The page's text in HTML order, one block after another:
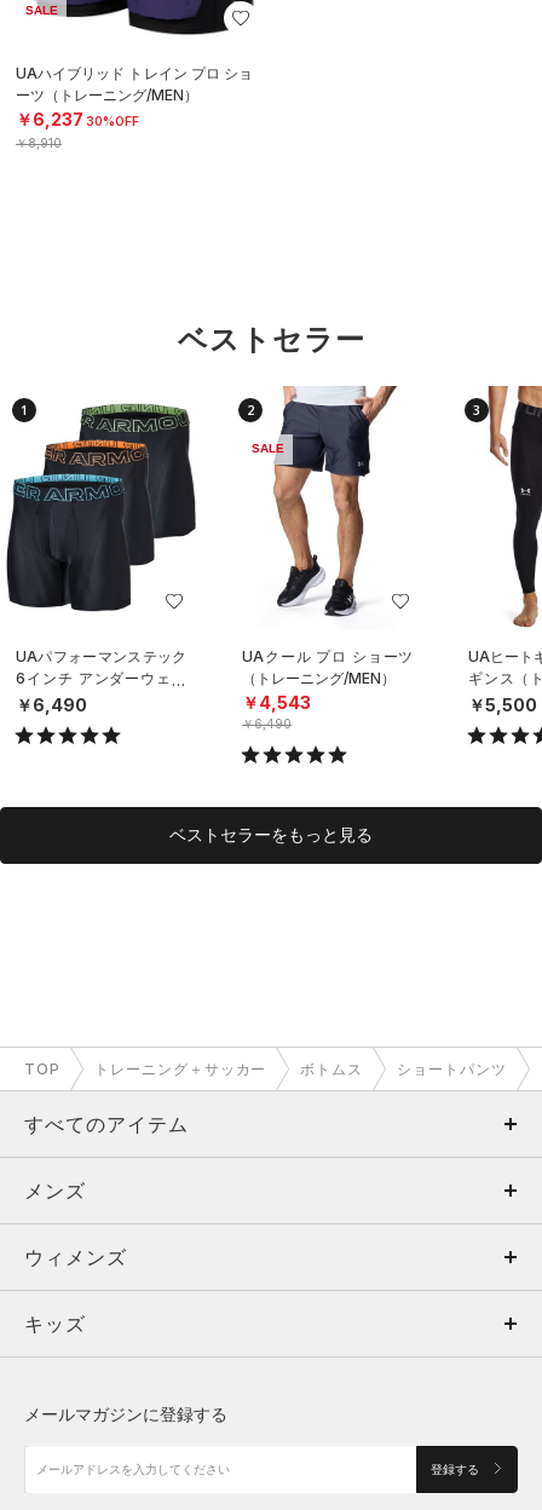
SALE
UAハイブリッド トレイン プロ ショ
ーツ（トレーニング/MEN）
￥6,237 30%OFF
￥8,910
ベストセラー
1
UAパフォーマンステック
6インチ アンダーウェア
（3枚セット）（トレーニ
ング/MEN）
￥6,490
2
SALE
UAクール プロ ショーツ
（トレーニング/MEN）
￥4,543
￥6,490
3
UAヒート
ギンス（
EN）
￥5,500
ベストセラーをもっと見る
TOP トレーニング＋サッカー ボトムス ショートパンツ
すべてのアイテム
メンズ
ウィメンズ
キッズ
アクセサリー
メンズ
トップス
ボトムス
アクセサリー
ウィメンズ
トップス
シューズ
キッズ
メールマガジンに登録する
登録する